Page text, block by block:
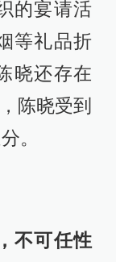
的宴请活
等礼品折
晓还存在
陈晓受到
。
不可任性